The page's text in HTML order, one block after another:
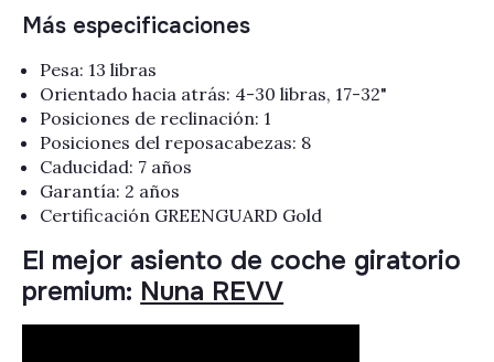
Más especificaciones
Pesa: 13 libras
Orientado hacia atrás: 4-30 libras, 17-32"
Posiciones de reclinación: 1
Posiciones del reposacabezas: 8
Caducidad: 7 años
Garantía: 2 años
Certificación GREENGUARD Gold
El mejor asiento de coche giratorio
premium: Nuna REVV